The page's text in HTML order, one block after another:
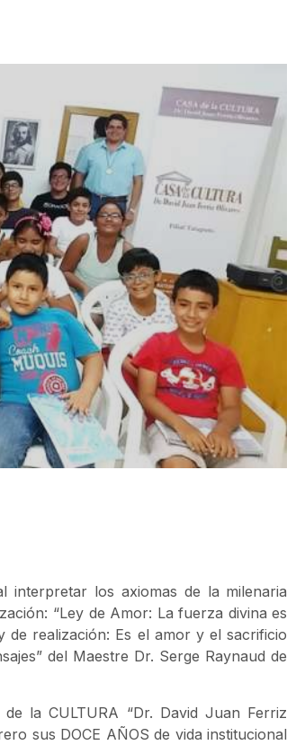
interpretar los axiomas de la milenaria
“Ley de Amor: La fuerza divina es
realización: Es el amor y el sacrificio
del Maestre Dr. Serge Raynaud de
la CULTURA “Dr. David Juan Ferriz
sus DOCE AÑOS de vida institucional